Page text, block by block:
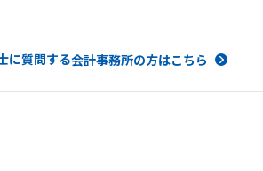
に質問する会計事務所の方はこちら